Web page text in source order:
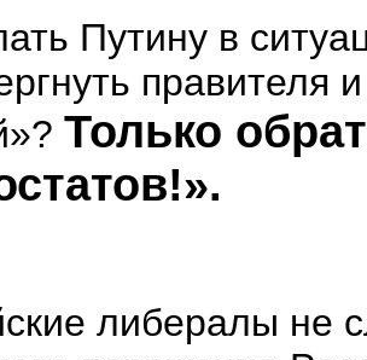
Путину в
правителя
Только
либералы не